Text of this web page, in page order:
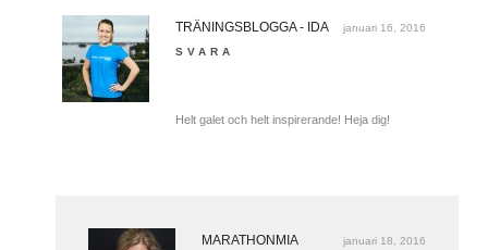
januari 16, 2016
TRÄNINGSBLOGGA - IDA
SVARA
Helt galet och helt inspirerande! Heja dig!
januari 18, 2016
MARATHONMIA